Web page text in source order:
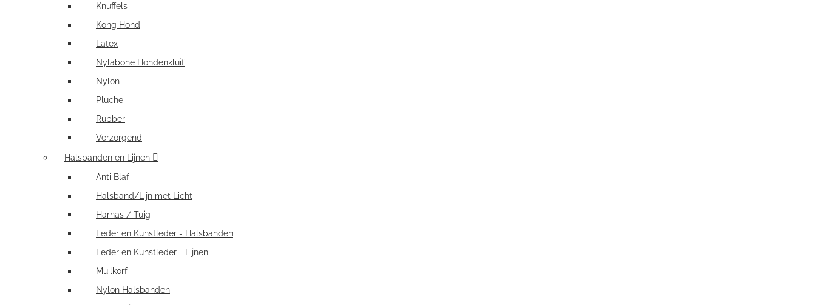
Knuffels
Kong Hond
Latex
Nylabone Hondenkluif
Nylon
Pluche
Rubber
Verzorgend
Halsbanden en Lijnen
Anti Blaf
Halsband/Lijn met Licht
Harnas / Tuig
Leder en Kunstleder - Halsbanden
Leder en Kunstleder - Lijnen
Muilkorf
Nylon Halsbanden